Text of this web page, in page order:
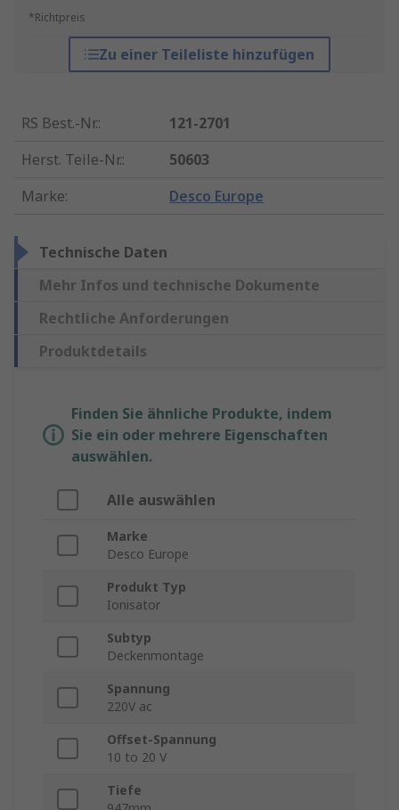
*Richtpreis
Zu einer Teileliste hinzufügen
RS Best.-Nr.:
121-2701
Herst. Teile-Nr.:
50603
Marke: Desco Europe
Technische Daten
Mehr Infos und technische Dokumente
Rechtliche Anforderungen
Produktdetails
Finden Sie ähnliche Produkte, indem
Sie ein oder mehrere Eigenschaften
auswählen.
Alle auswählen
Marke
Desco Europe
Produkt Typ
Ionisator
Subtyp
Deckenmontage
Spannung
220V ac
Offset-Spannung
10 to 20 V
Tiefe